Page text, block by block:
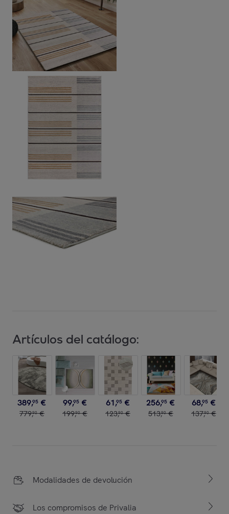
Artículos del catálogo:
389,95 €
779,90 €
99,95 €
199,90 €
61,95 €
123,90 €
256,95 €
513,90 €
68,95 €
137,90 €
Modalidades de devolución
Los compromisos de Privalia